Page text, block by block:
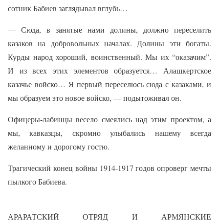
сотник Бабиев заглядывал вглубь…
— Сюда, в занятые нами долины, должно переселить
казаков на добровольных началах. Долины эти богаты.
Курды народ хороший, воинственный. Мы их “оказачим”.
И из всех этих элементов образуется… Алашкертское
казачье войско… Я первый переселюсь сюда с казаками, и
мы образуем это новое войско, — подытоживал он.
Офицеры-лабинцы весело смеялись над этим проектом, а
мы, кавказцы, скромно улыбались нашему всегда
желанному и дорогому гостю.
Трагический конец войны 1914-1917 годов опроверг мечты
пылкого Бабиева.
АРАРАТСКИЙ ОТРЯД И АРМЯНСКИЕ